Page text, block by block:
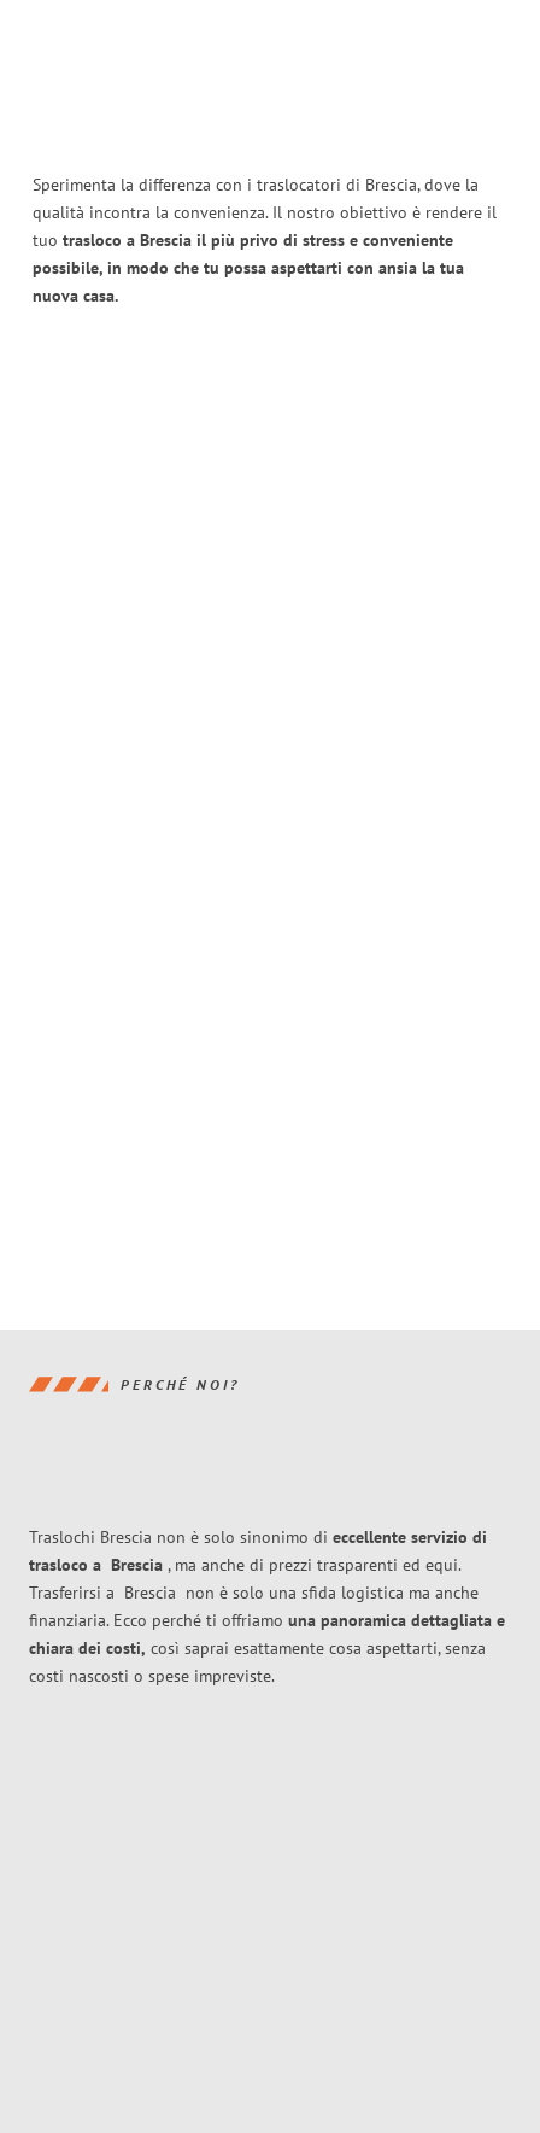
Sperimenta la differenza con i traslocatori di Brescia, dove la
qualità incontra la convenienza. Il nostro obiettivo è rendere il
tuo trasloco a Brescia il più privo di stress e conveniente
possibile, in modo che tu possa aspettarti con ansia la tua
nuova casa.
PERCHÉ NOI?
Traslochi Brescia non è solo sinonimo di eccellente servizio di
trasloco a Brescia , ma anche di prezzi trasparenti ed equi.
Trasferirsi a Brescia non è solo una sfida logistica ma anche
finanziaria. Ecco perché ti offriamo una panoramica dettagliata e
chiara dei costi, così saprai esattamente cosa aspettarti, senza
costi nascosti o spese impreviste.